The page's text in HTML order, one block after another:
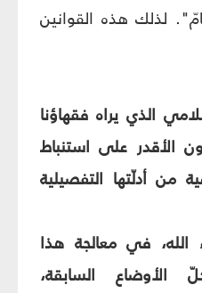
لذلك هذه القوانين
الذي يراه فقهاؤنا
الأقدر على استنباط
من أدلّتها التفصيلية
الله، في معالجة هذا
السابقة،